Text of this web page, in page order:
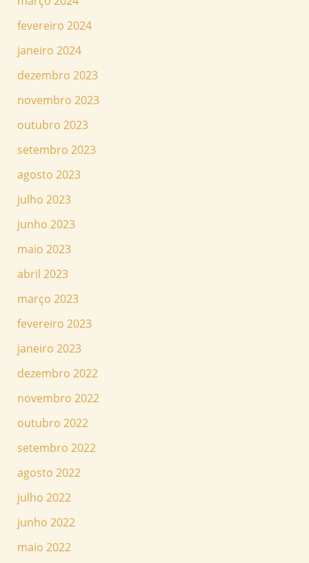
fevereiro 2024
janeiro 2024
dezembro 2023
novembro 2023
outubro 2023
setembro 2023
agosto 2023
julho 2023
junho 2023
maio 2023
abril 2023
março 2023
fevereiro 2023
janeiro 2023
dezembro 2022
novembro 2022
outubro 2022
setembro 2022
agosto 2022
julho 2022
junho 2022
maio 2022